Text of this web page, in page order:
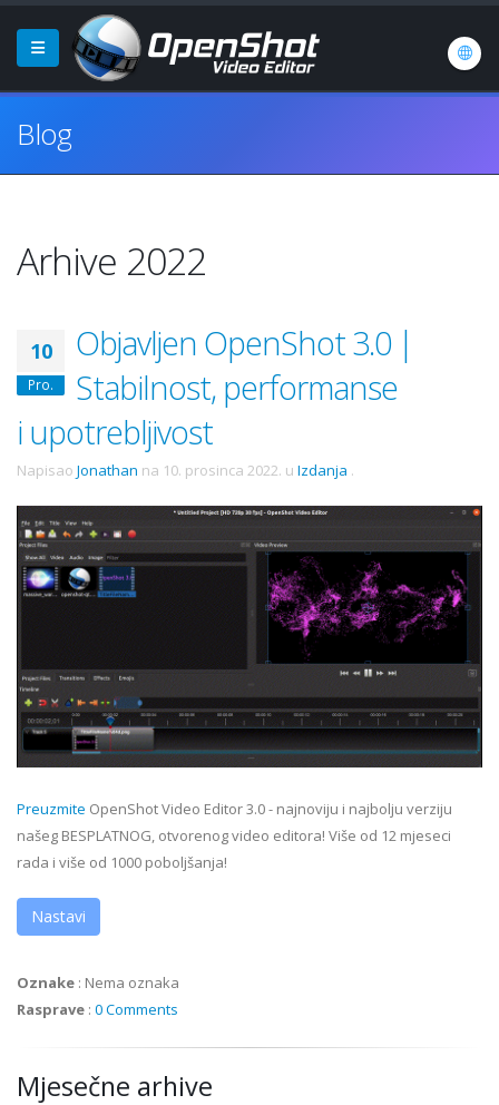
Blog
Arhive 2022
10
Pro.
Objavljen OpenShot 3.0 |
Stabilnost, performanse
i upotrebljivost
Napisao Jonathan na 10. prosinca 2022. u Izdanja .
Preuzmite OpenShot Video Editor 3.0 - najnoviju i najbolju verziju
našeg BESPLATNOG, otvorenog video editora! Više od 12 mjeseci
rada i više od 1000 poboljšanja!
Nastavi
Oznake : Nema oznaka
Rasprave : 0 Comments
Mjesečne arhive